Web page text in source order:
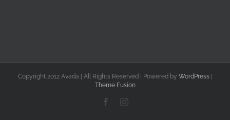
Copyright 2012 Avada | All Rights Reserved | Powered by WordPress|
Theme Fusion
FacebookInstagram